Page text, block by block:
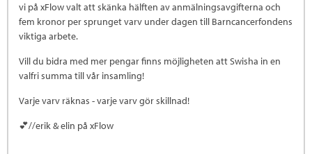
vi på xFlow valt att skänka hälften av anmälningsavgifterna och
fem kronor per sprunget varv under dagen till Barncancerfondens
viktiga arbete.
Vill du bidra med mer pengar finns möjligheten att Swisha in en
valfri summa till vår insamling!
Varje varv räknas - varje varv gör skillnad!
💕//erik & elin på xFlow